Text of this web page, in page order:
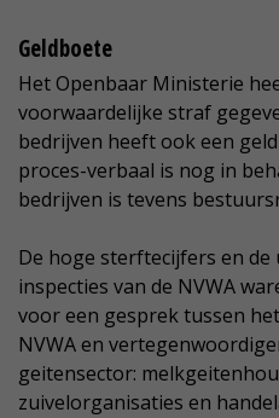
Geldboete
Het Openbaar Ministerie
voorwaardelijke straf
bedrijven heeft ook een
proces-verbaal is nog in
bedrijven is tevens
De hoge sterftecijfers en de
inspecties van de NVWA
voor een gesprek tussen
NVWA en
geitensector:
zuivelorganisaties en